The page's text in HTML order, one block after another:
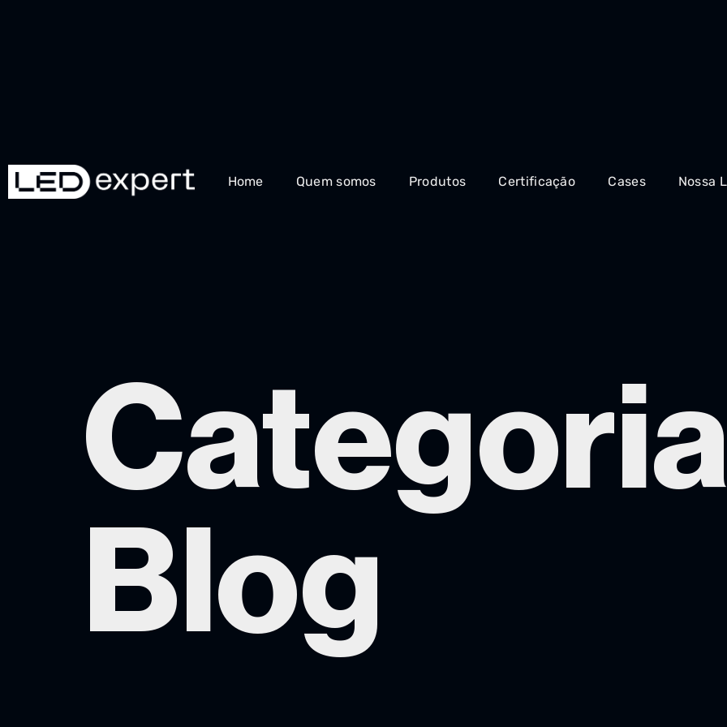
Home Quem somos Produtos Certificação Cases Nossa
Blog